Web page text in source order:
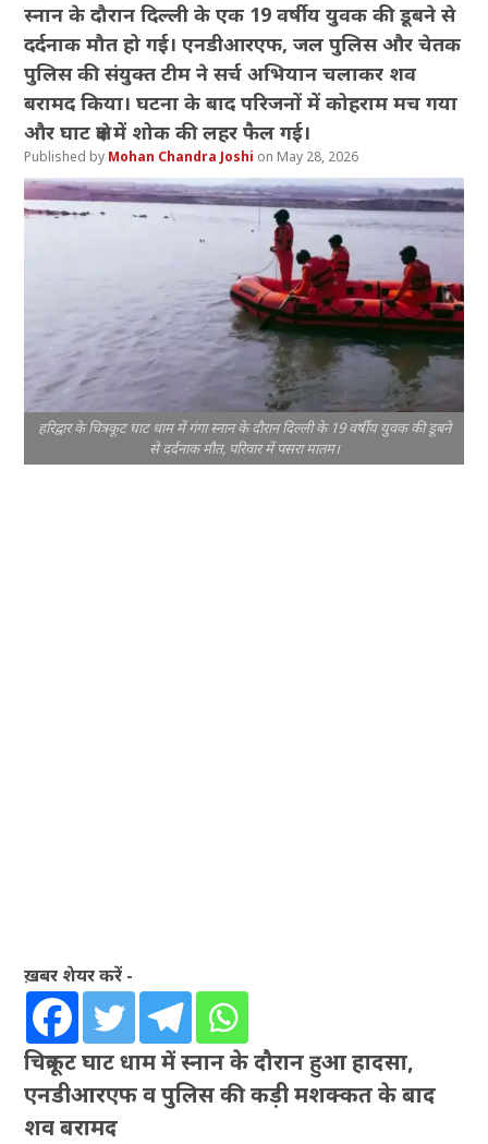
स्नान के दौरान दिल्ली के एक 19 वर्षीय युवक की डूबने से
दर्दनाक मौत हो गई। एनडीआरएफ, जल पुलिस और चेतक
पुलिस की संयुक्त टीम ने सर्च अभियान चलाकर शव
बरामद किया। घटना के बाद परिजनों में कोहराम मच गया
और घाट क्षेत्र में शोक की लहर फैल गई।
Mohan Chandra Joshi May 28, 2026
हरिद्वार के चित्रकूट घाट धाम में गंगा स्नान के दौरान दिल्ली के 19 वर्षीय युवक की डूबने
से दर्दनाक मौत, परिवार में पसरा मातम।
ख़बर शेयर करें -
चित्रकूट घाट धाम में स्नान के दौरान हुआ हादसा,
एनडीआरएफ व पुलिस की कड़ी मशक्कत के बाद
शव बरामद